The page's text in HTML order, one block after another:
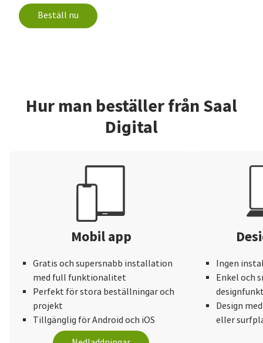
Beställ nu
Hur man beställer från Saal
Digital
Mobil app
Gratis och supersnabb installation
med full funktionalitet
Perfekt för stora beställningar och
projekt
Tillgänglig för Android och iOS
Ingen
Enkel och
Design
eller